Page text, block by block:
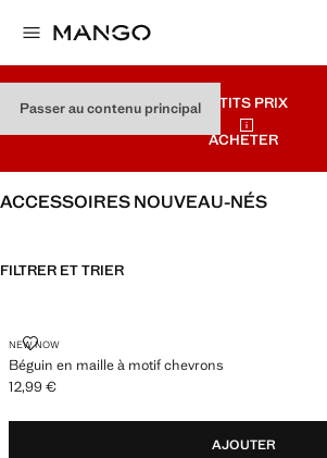
Passer au contenu principalPETITS PRIX
ACHETER
ACCESSOIRES NOUVEAU-NÉS
FILTRER ET TRIER
NEW NOW
Béguin en maille à motif chevrons
BÉGUIN EN MAILLE À MOTIF CHEVRONS
Prix actuel [12,99 € ]
12,99 €
AJOUTER